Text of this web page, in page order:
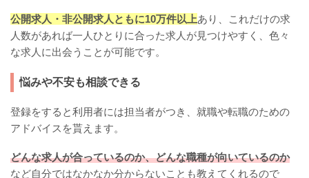
公開求人・非公開求人ともに10万件以上あり、これだけの求
人数があれば一人ひとりに合った求人が見つけやすく、色々
な求人に出会うことが可能です。
悩みや不安も相談できる
登録をすると利用者には担当者がつき、就職や転職のための
アドバイスを貰えます。
どんな求人が合っているのか、どんな職種が向いているのか
など自分ではなかなか分からないことも教えてくれるので